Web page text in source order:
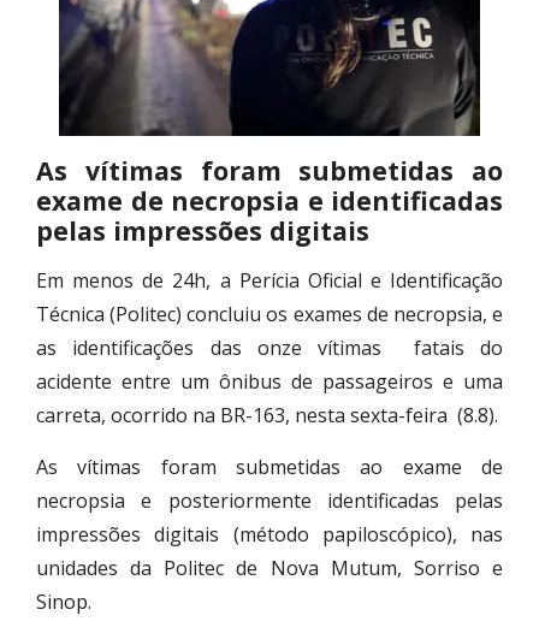
As vítimas foram submetidas ao
exame de necropsia e identificadas
pelas impressões digitais
Em menos de 24h, a Perícia Oficial e Identificação
Técnica (Politec) concluiu os exames de necropsia, e
as identificações das onze vítimas fatais do
acidente entre um ônibus de passageiros e uma
carreta, ocorrido na BR-163, nesta sexta-feira (8.8).
As vítimas foram submetidas ao exame de
necropsia e posteriormente identificadas pelas
impressões digitais (método papiloscópico), nas
unidades da Politec de Nova Mutum, Sorriso e
Sinop.